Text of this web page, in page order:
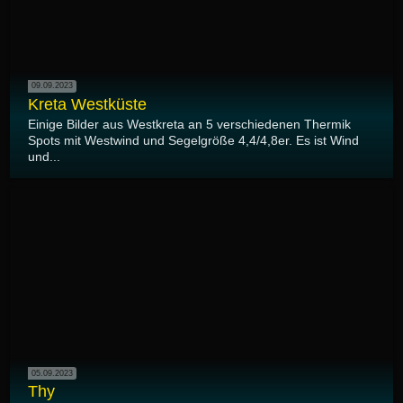
09.09.2023
Kreta Westküste
Einige Bilder aus Westkreta an 5 verschiedenen Thermik
Spots mit Westwind und Segelgröße 4,4/4,8er. Es ist Wind
und...
05.09.2023
Thy